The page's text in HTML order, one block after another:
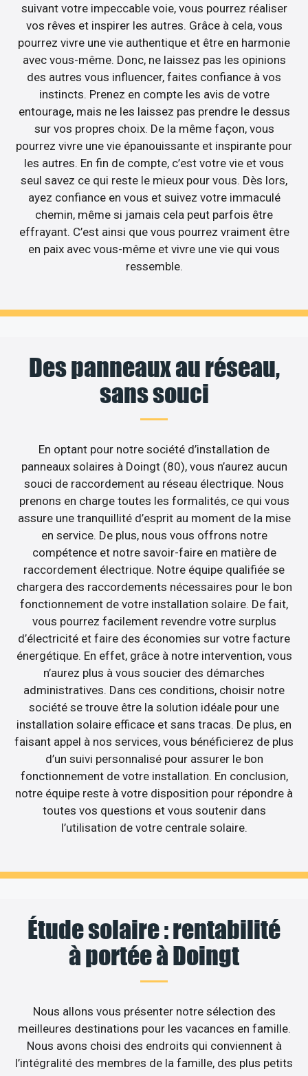
suivant votre impeccable voie, vous pourrez réaliser
vos rêves et inspirer les autres. Grâce à cela, vous
pourrez vivre une vie authentique et être en harmonie
avec vous-même. Donc, ne laissez pas les opinions
des autres vous influencer, faites confiance à vos
instincts. Prenez en compte les avis de votre
entourage, mais ne les laissez pas prendre le dessus
sur vos propres choix. De la même façon, vous
pourrez vivre une vie épanouissante et inspirante pour
les autres. En fin de compte, c’est votre vie et vous
seul savez ce qui reste le mieux pour vous. Dès lors,
ayez confiance en vous et suivez votre immaculé
chemin, même si jamais cela peut parfois être
effrayant. C’est ainsi que vous pourrez vraiment être
en paix avec vous-même et vivre une vie qui vous
ressemble.
Des panneaux au réseau,
sans souci
En optant pour notre société d’installation de
panneaux solaires à Doingt (80), vous n’aurez aucun
souci de raccordement au réseau électrique. Nous
prenons en charge toutes les formalités, ce qui vous
assure une tranquillité d’esprit au moment de la mise
en service. De plus, nous vous offrons notre
compétence et notre savoir-faire en matière de
raccordement électrique. Notre équipe qualifiée se
chargera des raccordements nécessaires pour le bon
fonctionnement de votre installation solaire. De fait,
vous pourrez facilement revendre votre surplus
d’électricité et faire des économies sur votre facture
énergétique. En effet, grâce à notre intervention, vous
n’aurez plus à vous soucier des démarches
administratives. Dans ces conditions, choisir notre
société se trouve être la solution idéale pour une
installation solaire efficace et sans tracas. De plus, en
faisant appel à nos services, vous bénéficierez de plus
d’un suivi personnalisé pour assurer le bon
fonctionnement de votre installation. En conclusion,
notre équipe reste à votre disposition pour répondre à
toutes vos questions et vous soutenir dans
l’utilisation de votre centrale solaire.
Étude solaire : rentabilité
à portée à Doingt
Nous allons vous présenter notre sélection des
meilleures destinations pour les vacances en famille.
Nous avons choisi des endroits qui conviennent à
l’intégralité des membres de la famille, des plus petits